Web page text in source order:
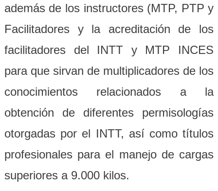
además de los instructores (MTP, PTP y
Facilitadores y la acreditación de los
facilitadores del INTT y MTP INCES
para que sirvan de multiplicadores de los
conocimientos relacionados a la
obtención de diferentes permisologías
otorgadas por el INTT, así como títulos
profesionales para el manejo de cargas
superiores a 9.000 kilos.